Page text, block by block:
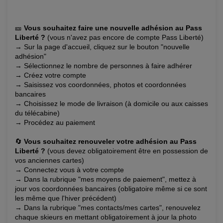
🎫​ Vous souhaitez faire une nouvelle adhésion au Pass
Liberté ? (vous n'avez pas encore de compte Pass Liberté)
→ Sur la page d'accueil, cliquez sur le bouton "nouvelle
adhésion"
→ Sélectionnez le nombre de personnes à faire adhérer
→ Créez votre compte
→ Saisissez vos coordonnées, photos et coordonnées
bancaires
→ Choisissez le mode de livraison (à domicile ou aux caisses
du télécabine)
→ Procédez au paiement
🔄 Vous souhaitez renouveler votre adhésion au Pass
Liberté ? (vous devez obligatoirement être en possession de
vos anciennes cartes)
→ Connectez vous à votre compte
→ Dans la rubrique "mes moyens de paiement", mettez à
jour vos coordonnées bancaires (obligatoire même si ce sont
les même que l'hiver précédent)
→ Dans la rubrique "mes contacts/mes cartes", renouvelez
chaque skieurs en mettant obligatoirement à jour la photo